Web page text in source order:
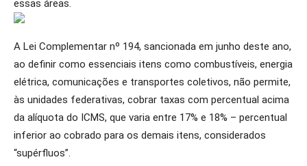
essas áreas.
A Lei Complementar nº 194, sancionada em junho deste ano,
ao definir como essenciais itens como combustíveis, energia
elétrica, comunicações e transportes coletivos, não permite,
às unidades federativas, cobrar taxas com percentual acima
da alíquota do ICMS, que varia entre 17% e 18% – percentual
inferior ao cobrado para os demais itens, considerados
“supérfluos”.